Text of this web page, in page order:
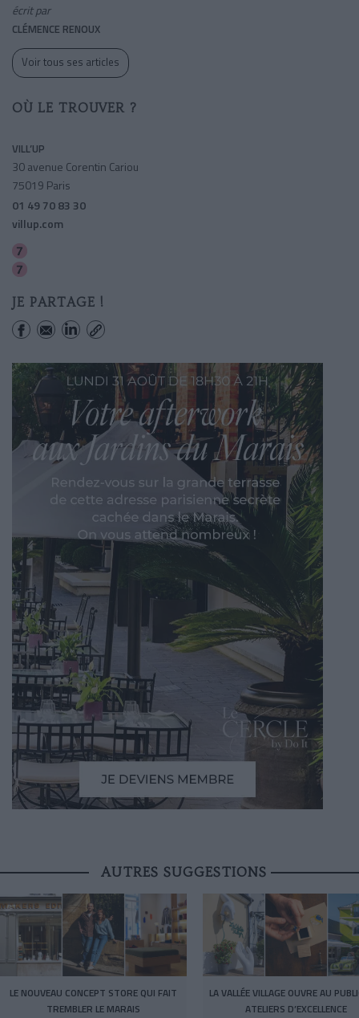
écrit par
CLÉMENCE RENOUX
Voir tous ses articles
OÙ LE TROUVER ?
VILL’UP
30 avenue Corentin Cariou
75019 Paris
01 49 70 83 30
villup.com
JE PARTAGE !
AUTRES SUGGESTIONS
LE NOUVEAU CONCEPT STORE QUI FAIT
TREMBLER LE MARAIS
LA VALLÉE VILLAGE OUVRE AU
ATELIERS D’EXCELLENCE